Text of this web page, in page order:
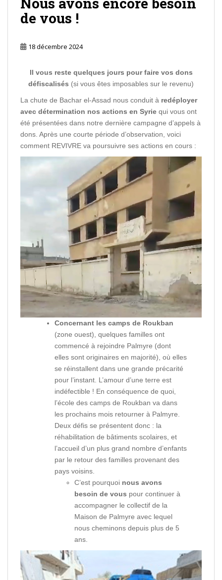
de vous !
18 décembre 2024
Il vous reste quelques jours pour faire vos dons
défiscalisés (si vous êtes imposables sur le revenu)
La chute de Bachar el-Assad nous conduit à redéployer
avec détermination nos actions en Syrie qui vous ont
été présentées dans notre dernière campagne d’appels à
dons. Après une courte période d’observation, voici
comment REVIVRE va poursuivre ses actions en cours :
Concernant les camps de Roukban
(zone ouest), quelques familles ont
commencé à rejoindre Palmyre (dont
elles sont originaires en majorité), où elles
se réinstallent dans une grande précarité
pour l’instant. L’amour d’une terre est
indéfectible ! En conséquence de quoi,
l’école des camps de Roukban va dans
les prochains mois retourner à Palmyre.
Deux défis se présentent donc : la
réhabilitation de bâtiments scolaires, et
l’accueil d’un plus grand nombre d’enfants
par le retour des familles provenant des
pays voisins.
C’est pourquoi nous avons
besoin de vous pour continuer à
accompagner le collectif de la
Maison de Palmyre avec lequel
nous cheminons depuis plus de 5
ans.